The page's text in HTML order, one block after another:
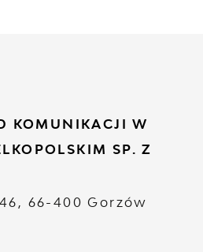
KOMUNIKACJI W
SP. Z
66-400 Gorzów